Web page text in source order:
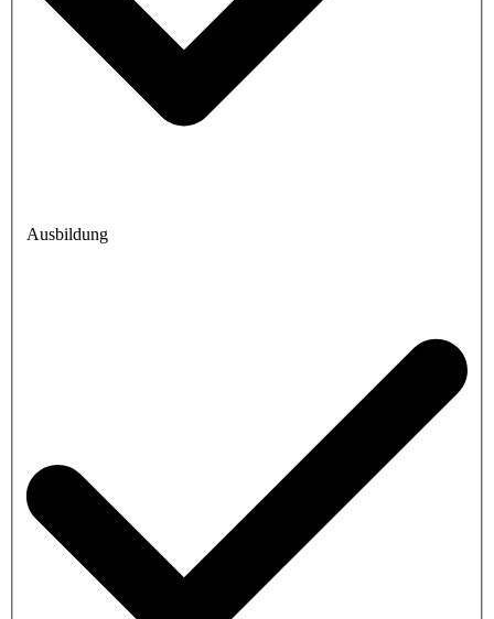
Ausbildung